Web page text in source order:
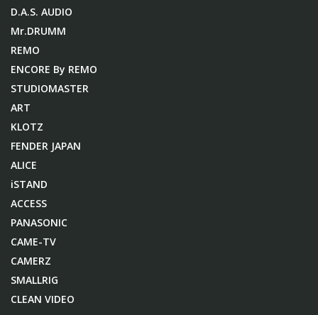
D.A.S. AUDIO
Mr.DRUMM
REMO
ENCORE By REMO
STUDIOMASTER
ART
KLOTZ
FENDER JAPAN
ALICE
iSTAND
ACCESS
PANASONIC
CAME-TV
CAMERZ
SMALLRIG
CLEAN VIDEO